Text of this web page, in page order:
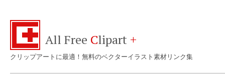
All Free Clipart +
クリップアートに最適！無料のベクターイラスト素材リンク集